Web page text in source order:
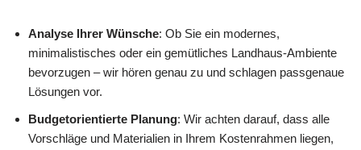
Analyse Ihrer Wünsche: Ob Sie ein modernes,
minimalistisches oder ein gemütliches Landhaus-Ambiente
bevorzugen – wir hören genau zu und schlagen passgenaue
Lösungen vor.
Budgetorientierte Planung: Wir achten darauf, dass alle
Vorschläge und Materialien in Ihrem Kostenrahmen liegen,